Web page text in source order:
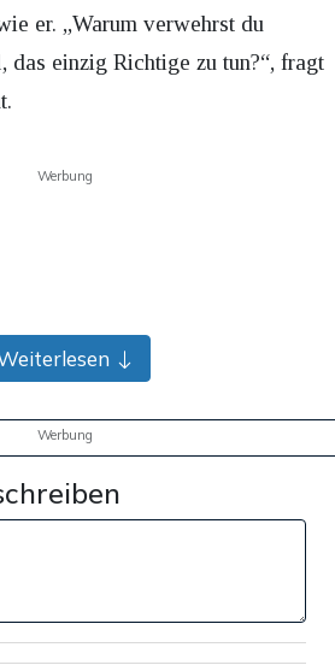
er. „Warum verwehrst du
das einzig Richtige zu tun?“, fragt
Werbung
Werbung